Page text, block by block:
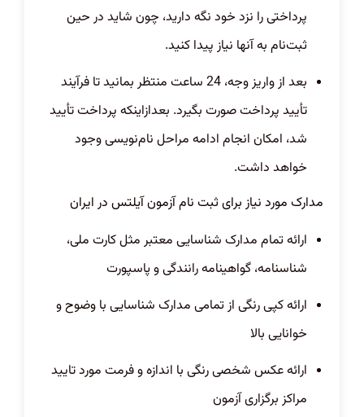
پرداختی را نزد خود نگه دارید، چون شاید در حین
ثبت‌نام به آنها نیاز پیدا کنید.
بعد از واریز وجه، 24 ساعت منتظر بمانید تا فرآیند
تأیید پرداخت صورت بگیرد. بعد‌از‌اینکه پرداخت تأیید
شد، امکان انجام ادامه مراحل نام‌نویسی وجود
خواهد داشت.
مدارک مورد نیاز برای ثبت نام آزمون آیلتس در ایران
ارائه تمام مدارک شناسایی معتبر مثل کارت ملی،
شناسنامه، گواهینامه رانندگی و پاسپورت
ارائه کپی رنگی از تمامی مدارک شناسایی با وضوح و
خوانایی بالا
ارائه عکس شخصی رنگی با اندازه و فرمت مورد تایید
مراکز برگزاری آزمون